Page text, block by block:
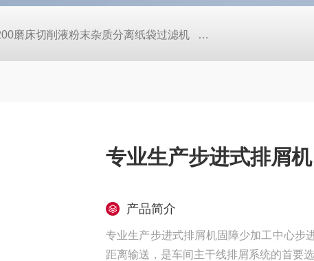
磨床切削液粉末杂质分离纸袋过滤机 定做机床链板式排屑器
专业生产步进式排屑机
产品简介
专业生产步进式排屑机固障少加工中心步
距离输送，是车间主干线排屑系统的首要